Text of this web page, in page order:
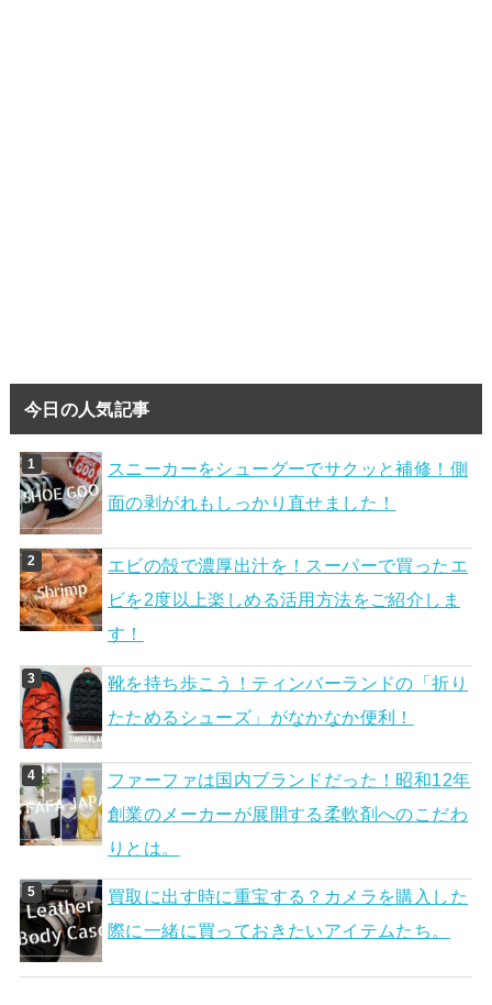
今日の人気記事
スニーカーをシューグーでサクッと補修！側
面の剥がれもしっかり直せました！
エビの殻で濃厚出汁を！スーパーで買ったエ
ビを2度以上楽しめる活用方法をご紹介しま
す！
靴を持ち歩こう！ティンバーランドの「折り
たためるシューズ」がなかなか便利！
ファーファは国内ブランドだった！昭和12年
創業のメーカーが展開する柔軟剤へのこだわ
りとは。
買取に出す時に重宝する？カメラを購入した
際に一緒に買っておきたいアイテムたち。